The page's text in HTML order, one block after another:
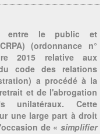
entre le public et
(ordonnance n°
2015 relative aux
code des relations
a procédé à la
et de l'abrogation
unilatéraux. Cette
une large part à droit
de « simplifier